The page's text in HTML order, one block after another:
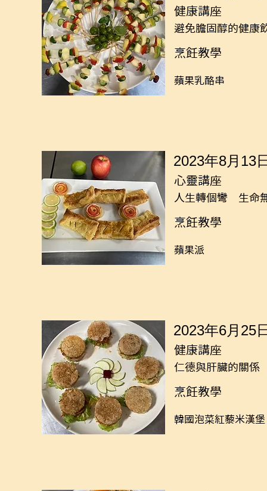
健康講座
避免膽固醇的健康
烹飪教學
蘋果乳酪串
2023年8月13
心靈講座
人生轉個彎 生命
烹飪教學
蘋果派
2023年6月25
健康講座
仁德與肝臟的關係
烹飪教學
韓國泡菜紅藜米漢堡